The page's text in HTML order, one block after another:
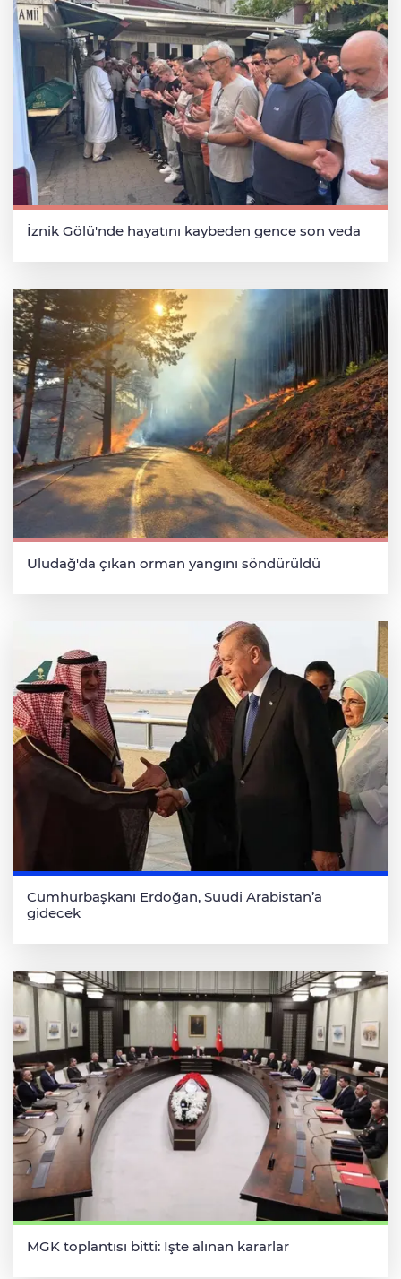
İznik Gölü'nde hayatını kaybeden gence son veda
Uludağ'da çıkan orman yangını söndürüldü
Cumhurbaşkanı Erdoğan, Suudi Arabistan’a
gidecek
MGK toplantısı bitti: İşte alınan kararlar